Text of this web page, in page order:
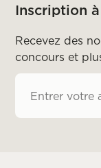
Inscription
Recevez des
concours et